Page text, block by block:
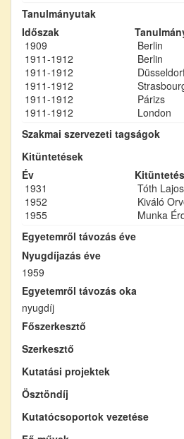
Tanulmányutak
Időszak
1909
Berlin
1911-1912
Berlin
1911-1912
1911-1912
1911-1912
Párizs
1911-1912
London
Szakmai szervezeti tagságok
Kitüntetések
Év
Kitüntetés
1931
Tóth
1952
Kiváló
1955
Munka
Egyetemről távozás éve
Nyugdíjazás éve
1959
Egyetemről távozás oka
nyugdíj
Főszerkesztő
Szerkesztő
Kutatási projektek
Ösztöndíj
Kutatócsoportok vezetése